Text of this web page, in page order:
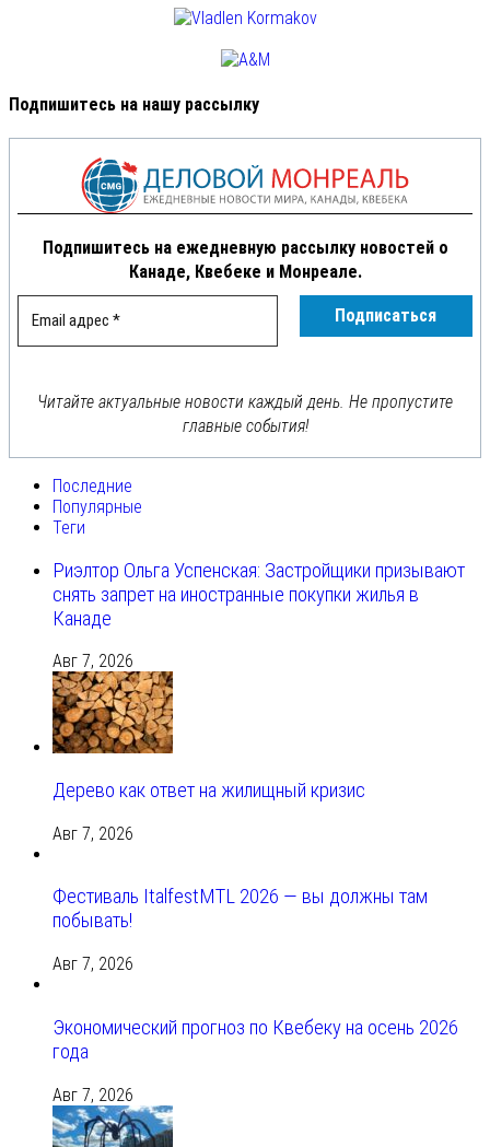
Подпишитесь на нашу рассылку
Подпишитесь на ежедневную рассылку новостей о
Канаде, Квебеке и Монреале.
Читайте актуальные новости каждый день. Не пропустите
главные события!
Последние
Популярные
Теги
Риэлтор Ольга Успенская: Застройщики призывают
снять запрет на иностранные покупки жилья в
Канаде
Авг 7, 2026
Дерево как ответ на жилищный кризис
Авг 7, 2026
Фестиваль ItalfestMTL 2026 — вы должны там
побывать!
Авг 7, 2026
Экономический прогноз по Квебеку на осень 2026
года
Авг 7, 2026